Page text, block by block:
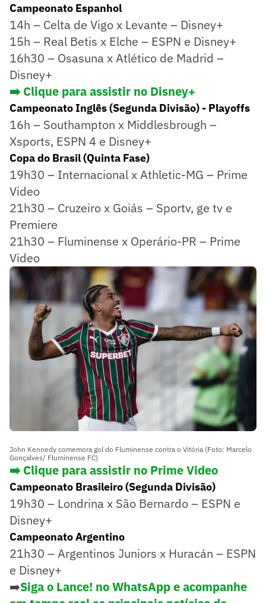
Campeonato Espanhol
14h – Celta de Vigo x Levante – Disney+
15h – Real Betis x Elche – ESPN e Disney+
16h30 – Osasuna x Atlético de Madrid –
Disney+
➡️ Clique para assistir no Disney+
Campeonato Inglês (Segunda Divisão) - Playoffs
16h – Southampton x Middlesbrough –
Xsports, ESPN 4 e Disney+
Copa do Brasil (Quinta Fase)
19h30 – Internacional x Athletic-MG – Prime
Video
21h30 – Cruzeiro x Goiás – Sportv, ge tv e
Premiere
21h30 – Fluminense x Operário-PR – Prime
Video
John Kennedy comemora gol do Fluminense contra o Vitória (Foto: Marcelo
Gonçalves/ Fluminense FC)
➡️ Clique para assistir no Prime Video
Campeonato Brasileiro (Segunda Divisão)
19h30 – Londrina x São Bernardo – ESPN e
Disney+
Campeonato Argentino
21h30 – Argentinos Juniors x Huracán – ESPN
e Disney+
➡️Siga o Lance! no WhatsApp e acompanhe